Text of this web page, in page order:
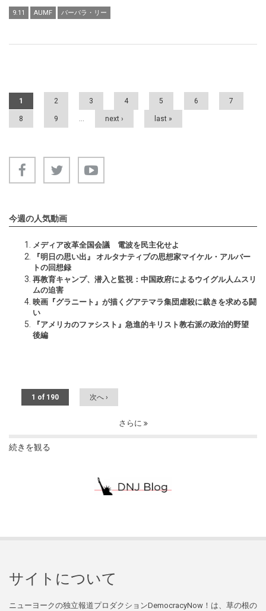
9.11 AUMF バーバラ・リー
Pages
1 2 3 4 5 6 7
8 9 … next › last »
今週の人気動画
メディア改革全国会議 電波を民主化せよ
『明日の思い出』 オルタナティブの思想家マイケル・アルバー
トの回想録
再教育キャンプ、潜入と監視：中国政府によるウイグル人ムスリ
ムの迫害
映画『グラニート』が描くグアテマラ集団虐殺に裁きを求める闘
い
『アメリカのファシスト』急進的キリスト教右派の政治的野望
後編
1 of 190 次へ ›
さらに
続きを観る
サイトについて
ニューヨークの独立報道プロダクションDemocracyNow！は、草の根の